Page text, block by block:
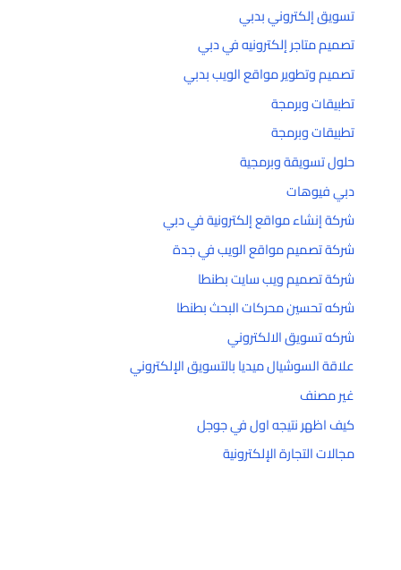
تسويق إلكتروني بدبي
تصميم متاجر إلكترونيه في دبي
تصميم وتطوير مواقع الويب بدبي
تطبيقات وبرمجة
تطبيقات وبرمجة
حلول تسويقة وبرمجية
دبي فيوهات
شركة إنشاء مواقع إلكترونية في دبي
شركة تصميم مواقع الويب في جدة
شركة تصميم ويب سايت بطنطا
شركه تحسين محركات البحث بطنطا
شركه تسويق الالكتروني
علاقة السوشيال ميديا بالتسويق الإلكتروني
غير مصنف
كيف اظهر نتيجه اول في جوجل
مجالات التجارة الإلكترونية